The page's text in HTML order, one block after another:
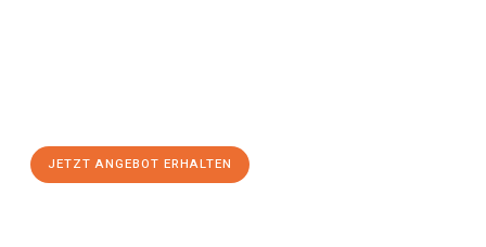
JETZT ANGEBOT ERHALTEN